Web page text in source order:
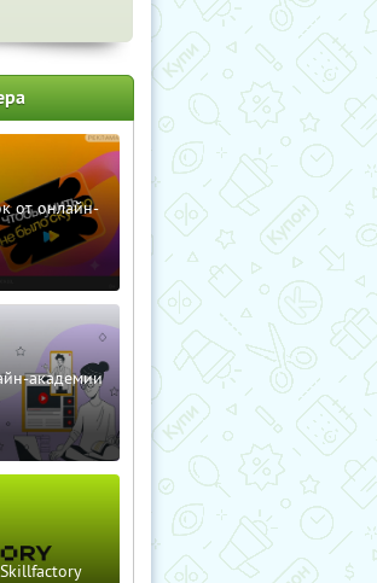
от онлайн-
академии